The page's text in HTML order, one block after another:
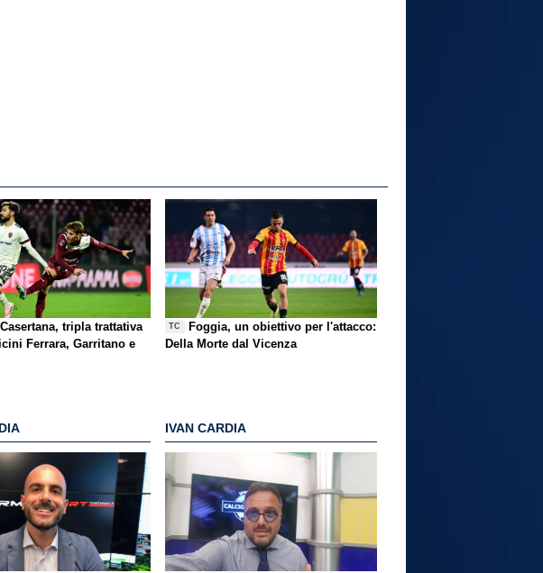
Casertana, tripla trattativa
Ferrara, Garritano e
TC
Foggia, un obiettivo per l'attacco:
Della Morte dal Vicenza
IVAN CARDIA